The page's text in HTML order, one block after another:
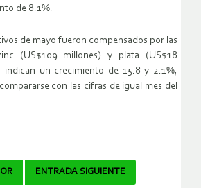
de 8.1%.
de mayo fueron compensados por las
(US$109 millones) y plata (US$18
indican un crecimiento de 15.8 y 2.1%,
con las cifras de igual mes del
ENTRADA SIGUIENTE